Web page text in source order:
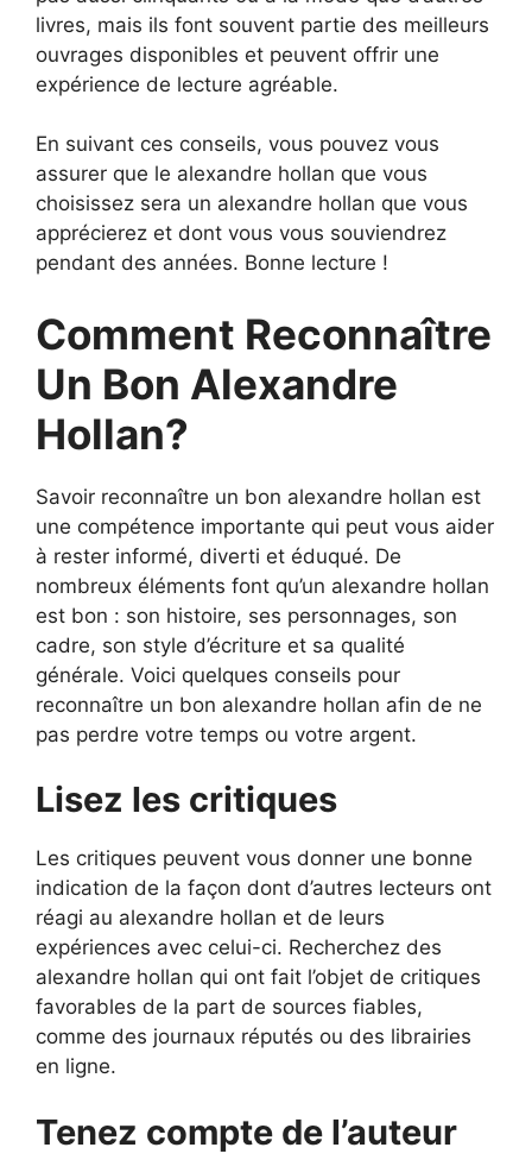
livres, mais ils font souvent partie des meilleurs
ouvrages disponibles et peuvent offrir une
expérience de lecture agréable.
En suivant ces conseils, vous pouvez vous
assurer que le alexandre hollan que vous
choisissez sera un alexandre hollan que vous
apprécierez et dont vous vous souviendrez
pendant des années. Bonne lecture !
Comment Reconnaître
Un Bon Alexandre
Hollan?
Savoir reconnaître un bon alexandre hollan est
une compétence importante qui peut vous aider
à rester informé, diverti et éduqué. De
nombreux éléments font qu’un alexandre hollan
est bon : son histoire, ses personnages, son
cadre, son style d’écriture et sa qualité
générale. Voici quelques conseils pour
reconnaître un bon alexandre hollan afin de ne
pas perdre votre temps ou votre argent.
Lisez les critiques
Les critiques peuvent vous donner une bonne
indication de la façon dont d’autres lecteurs ont
réagi au alexandre hollan et de leurs
expériences avec celui-ci. Recherchez des
alexandre hollan qui ont fait l’objet de critiques
favorables de la part de sources fiables,
comme des journaux réputés ou des librairies
en ligne.
Tenez compte de l’auteur